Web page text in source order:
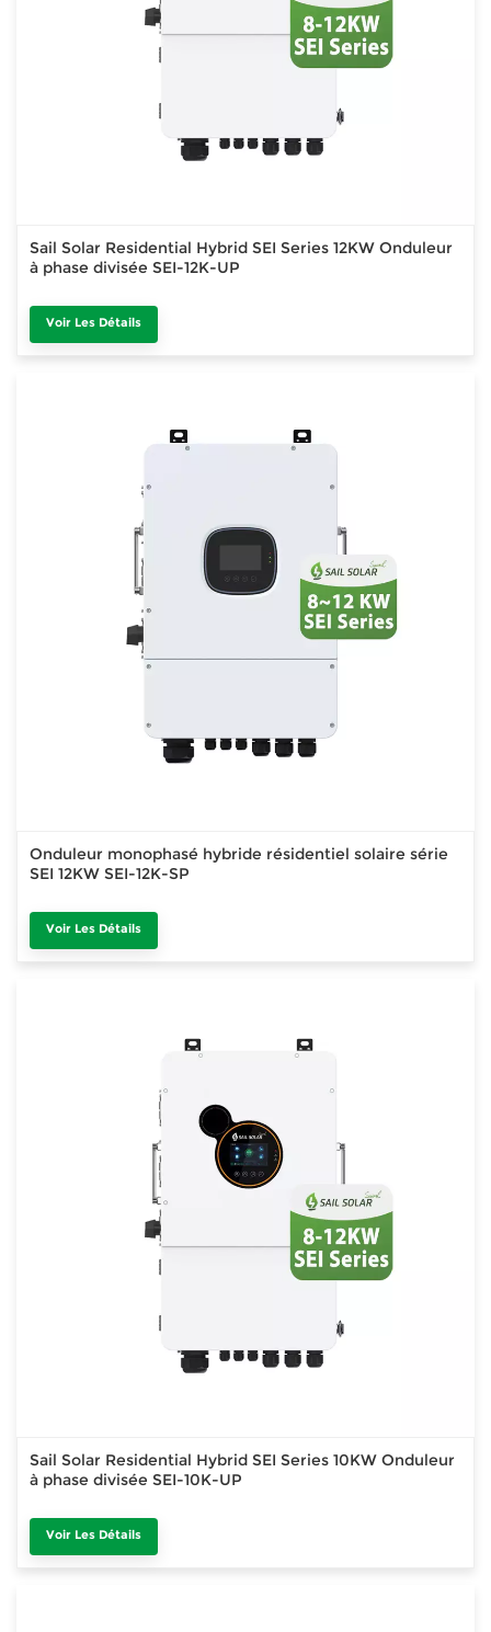
Sail Solar Residential Hybrid SEI Series 12KW Onduleur
à phase divisée SEI-12K-UP
Voir Les Détails
Onduleur monophasé hybride résidentiel solaire série
SEI 12KW SEI-12K-SP
Voir Les Détails
Sail Solar Residential Hybrid SEI Series 10KW Onduleur
à phase divisée SEI-10K-UP
Voir Les Détails